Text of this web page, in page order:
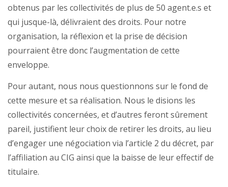
obtenus par les collectivités de plus de 50 agent.e.s et
qui jusque-là, délivraient des droits. Pour notre
organisation, la réflexion et la prise de décision
pourraient être donc l’augmentation de cette
enveloppe.
Pour autant, nous nous questionnons sur le fond de
cette mesure et sa réalisation. Nous le disions les
collectivités concernées, et d’autres feront sûrement
pareil, justifient leur choix de retirer les droits, au lieu
d’engager une négociation via l’article 2 du décret, par
l’affiliation au CIG ainsi que la baisse de leur effectif de
titulaire.